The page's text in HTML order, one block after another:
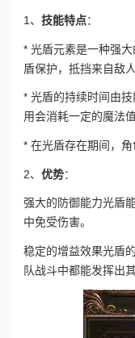
1、 技能特点：
* 光盾元素是一种强
盾保护，抵挡来自敌
* 光盾的持续时间由
用会消耗一定的魔法值
* 在光盾存在期间，角
2、 优势：
强大的防御能力光盾
中免受伤害。
稳定的增益效果光盾
队战斗中都能发挥出其